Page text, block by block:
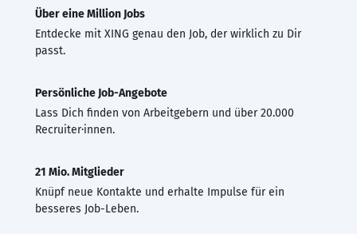
Über eine Million Jobs
Entdecke mit XING genau den Job, der wirklich zu Dir
passt.
Persönliche Job-Angebote
Lass Dich finden von Arbeitgebern und über 20.000
Recruiter·innen.
21 Mio. Mitglieder
Knüpf neue Kontakte und erhalte Impulse für ein
besseres Job-Leben.